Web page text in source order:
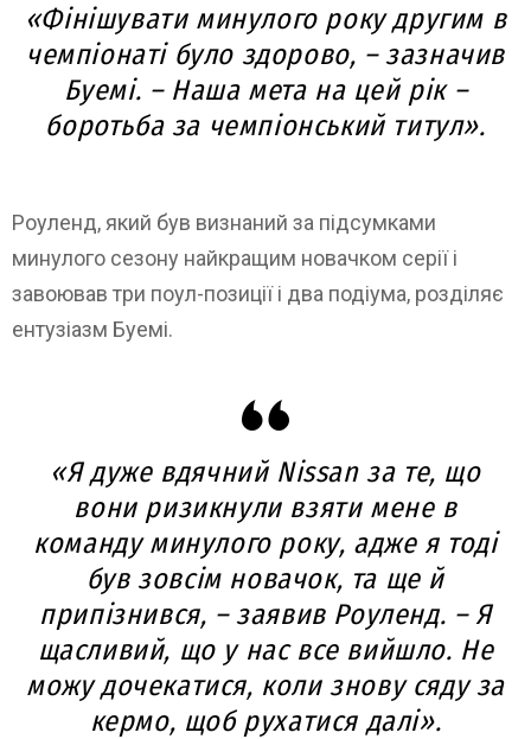
«Фінішувати минулого року другим в
чемпіонаті було здорово, – зазначив
Буемі. – Наша мета на цей рік –
боротьба за чемпіонський титул».
Роуленд, який був визнаний за підсумками
минулого сезону найкращим новачком серії і
завоював три поул-позиції і два подіума, розділяє
ентузіазм Буемі.
«Я дуже вдячний Nissan за те, що
вони ризикнули взяти мене в
команду минулого року, адже я тоді
був зовсім новачок, та ще й
припізнився, – заявив Роуленд. – Я
щасливий, що у нас все вийшло. Не
можу дочекатися, коли знову сяду за
кермо, щоб рухатися далі».